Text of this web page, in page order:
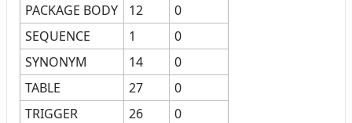
PACKAGE BODY
12
0
SEQUENCE
1
0
SYNONYM
14
0
TABLE
27
0
TRIGGER
26
0